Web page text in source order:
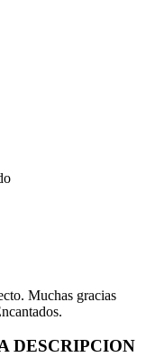
Muchas gracias
DESCRIPCION